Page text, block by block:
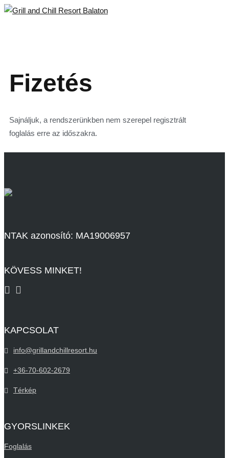
Fizetés
Sajnáljuk, a rendszerünkben nem szerepel regisztrált
foglalás erre az időszakra.
NTAK azonosító: MA19006957
KÖVESS MINKET!
KAPCSOLAT
info@grillandchillresort.hu
+36-70-602-2679
Térkép
GYORSLINKEK
Foglalás